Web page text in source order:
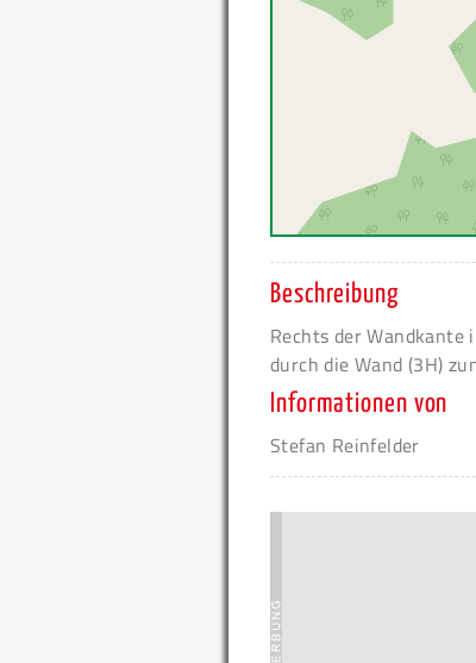
Beschreibung
Rechts der Wandkante
durch die Wand (3H)
Informationen von
Stefan Reinfelder